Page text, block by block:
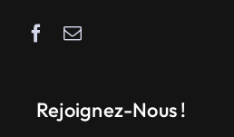
Rejoignez-Nous !